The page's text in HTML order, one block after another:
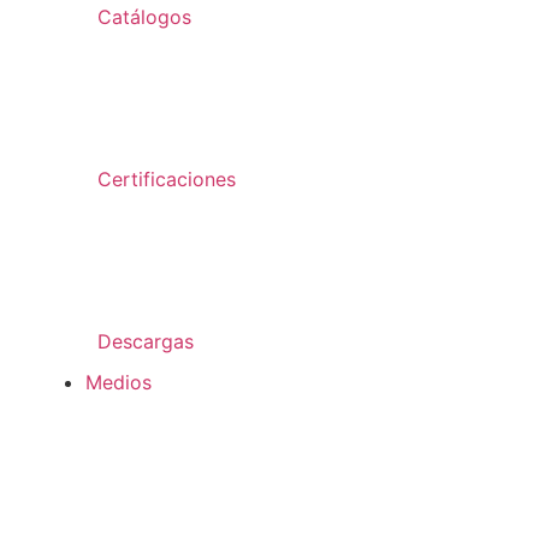
Catálogos
Certificaciones
Descargas
Medios